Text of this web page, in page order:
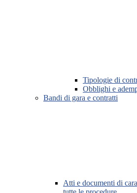
Tipologie di
Obblighi e
Bandi di gara e contratti
Atti e documenti di